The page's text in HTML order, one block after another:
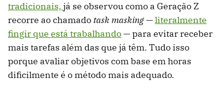
tradicionais, já se observou como a Geração Z
recorre ao chamado task masking—literalmente
fingir que está trabalhando— para evitar receber
mais tarefas além das que já têm. Tudo isso
porque avaliar objetivos com base em horas
dificilmente é o método mais adequado.